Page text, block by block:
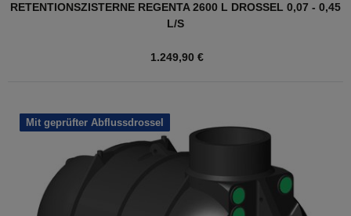
RETENTIONSZISTERNE REGENTA 2600 L DROSSEL 0,07 - 0,45
L/S
1.249,90 €
Mit geprüfter Abflussdrossel